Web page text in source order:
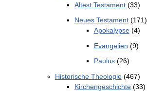
Altest Testament(33)
Neues Testament(171)
Apokalypse(4)
Evangelien (9)
Paulus(26)
Historische Theologie(467)
Kirchengeschichte(33)